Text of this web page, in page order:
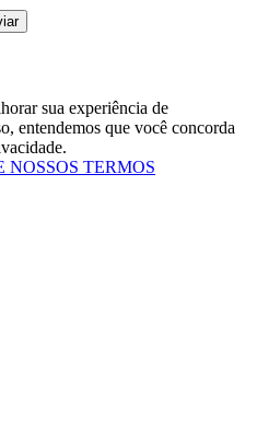
sua experiência de
entendemos que você concorda
NOSSOS TERMOS